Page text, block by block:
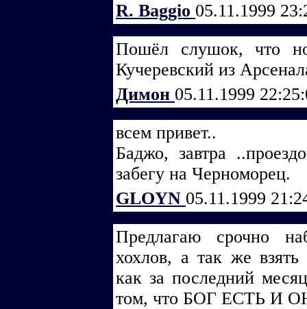
R. Baggio 05.11.1999
Пошёл слушок, что
Кучеревский из
Димон 05.11.1999
всем привет..
Баджо, завтра
забегу на Черноморец.
GLOYN 05.11.1999
Предлагаю срочно
хохлов, а так же
как за последний
том, что БОГ ЕСТЬ И